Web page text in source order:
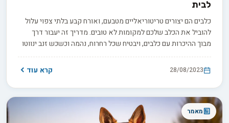
לבית
כלבים הם יצורים טריטוריאליים מטבעם, ואורח קבע בלתי צפוי עלול
להוביל את הכלב שלכם למקומות לא טובים. מדריך זה יעבור דרך
מבוך ההיכרות עם כלבים, ויבטיח שכל רחרוח, נהמה וכשכש זנב ינווטו
בצורה הנכונה אל ההרמוניה החדשה בביתכם עם כלב נוסף שזה עתה
הצטרף.
28/08/2023 קרא עוד
מאמר